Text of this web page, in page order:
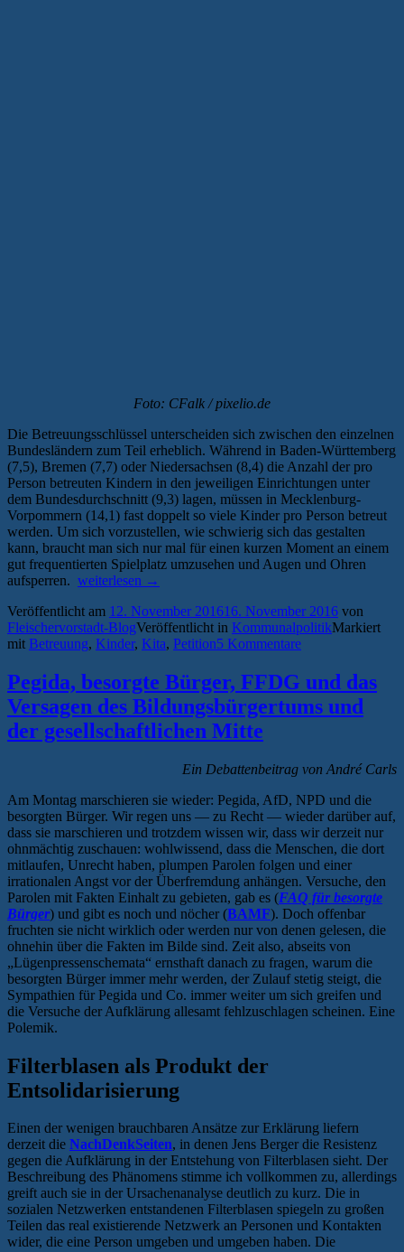
Foto: CFalk / pixelio.de
Die Betreuungsschlüssel unterscheiden sich zwischen den einzelnen
Bundesländern zum Teil erheblich. Während in Baden-Württemberg
(7,5), Bremen (7,7) oder Niedersachsen (8,4) die Anzahl der pro
Person betreuten Kindern in den jeweiligen Einrichtungen unter
dem Bundesdurchschnitt (9,3) lagen, müssen in Mecklenburg-
Vorpommern (14,1) fast doppelt so viele Kinder pro Person betreut
werden. Um sich vorzustellen, wie schwierig sich das gestalten
kann, braucht man sich nur mal für einen kurzen Moment an einem
gut frequentierten Spielplatz umzusehen und Augen und Ohren
aufsperren. „Petition
bessere
Kita-
Betreuung
MV“
weiterlesen →
Veröffentlicht am 12. November 201616. November 2016 von
Fleischervorstadt-BlogVeröffentlicht in KommunalpolitikMarkiert
mit Betreuung, Kinder, Kita, Petition5 Kommentare
Pegida, besorgte Bürger, FFDG und das
Versagen des Bildungsbürgertums und
der gesellschaftlichen Mitte
Ein Debattenbeitrag von André Carls
Am Montag marschieren sie wieder: Pegida, AfD, NPD und die
besorgten Bürger. Wir regen uns — zu Recht — wieder darüber auf,
dass sie marschieren und trotzdem wissen wir, dass wir derzeit nur
ohnmächtig zuschauen: wohlwissend, dass die Menschen, die dort
mitlaufen, Unrecht haben, plumpen Parolen folgen und einer
irrationalen Angst vor der Überfremdung anhängen. Versuche, den
Parolen mit Fakten Einhalt zu gebieten, gab es (FAQ für besorgte
Bürger) und gibt es noch und nöcher (BAMF). Doch offenbar
fruchten sie nicht wirklich oder werden nur von denen gelesen, die
ohnehin über die Fakten im Bilde sind. Zeit also, abseits von
„Lügenpressenschemata“ ernsthaft danach zu fragen, warum die
besorgten Bürger immer mehr werden, der Zulauf stetig steigt, die
Sympathien für Pegida und Co. immer weiter um sich greifen und
die Versuche der Aufklärung allesamt fehlzuschlagen scheinen. Eine
Polemik.
Filterblasen als Produkt der
Entsolidarisierung
Einen der wenigen brauchbaren Ansätze zur Erklärung liefern
derzeit die NachDenkSeiten, in denen Jens Berger die Resistenz
gegen die Aufklärung in der Entstehung von Filterblasen sieht. Der
Beschreibung des Phänomens stimme ich vollkommen zu, allerdings
greift auch sie in der Ursachenanalyse deutlich zu kurz. Die in
sozialen Netzwerken entstandenen Filterblasen spiegeln zu großen
Teilen das real existierende Netzwerk an Personen und Kontakten
wider, die eine Person umgeben und umgeben haben. Die